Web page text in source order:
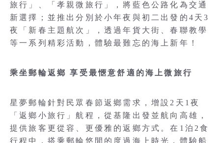
旅行」、「孝親微旅行」，將藍色公路化為交通
新選擇；並推出分別於小年夜與初二出發的4天3
夜「新春主題航次」，透過年貨大街、春聯教學
等一系列精彩活動，體驗最難忘的海上新年！
乘坐郵輪返鄉 享受最愜意舒適的海上微旅行
星夢郵輪針對民眾春節返鄉需求，增設2天1夜
「返鄉小旅行」航程，從基隆出發並航向高雄，
提供旅客更從容、更優雅的返鄉方式。在1泊2食
行程中，搭乘郵輪悠閒的度過海上時光，體驗船